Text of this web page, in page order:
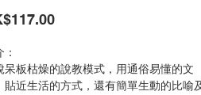
價
呆板枯燥的說教模式，用通俗易懂的文
貼近生活的方式，還有簡單生動的比喻